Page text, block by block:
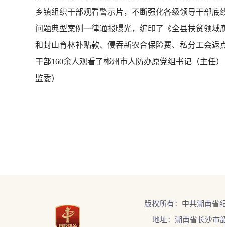
乡镇组织干部观看警示片，不断强化各级领导干部
问题典型案例一律通报曝光，编印了《全县扶贫领域
和封山育林补贴款、侵吞新农合保险费、私分工会
干部160余人观看了郴州市人防办原党组书记（主任
监委）
版权所有：中共湖南省
地址：湖南省长沙市